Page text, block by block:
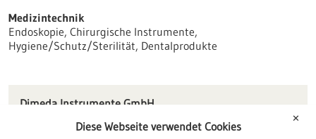
Medizintechnik
Endoskopie, Chirurgische Instrumente,
Hygiene/Schutz/Sterilität, Dentalprodukte
Dimeda Instrumente GmbH
78532 Tuttlingen
✕
Diese Webseite verwendet Cookies